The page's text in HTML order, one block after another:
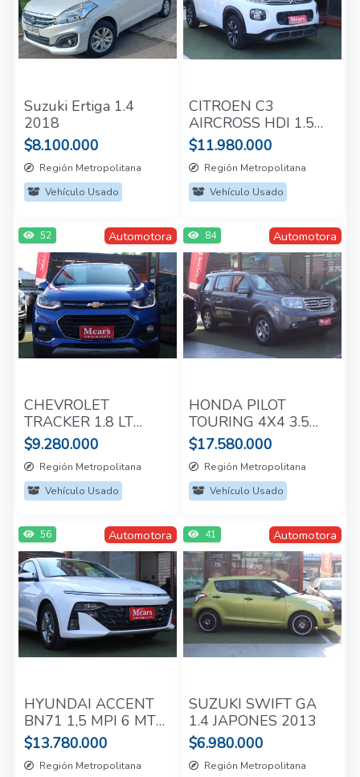
Suzuki Ertiga 1.4
2018
$8.100.000
Región Metropolitana
Vehículo Usado
CITROEN C3
AIRCROSS HDI 1.5
TURBO 2021
$11.980.000
Región Metropolitana
Vehículo Usado
Automotora
52
CHEVROLET
TRACKER 1.8 LT
2017
$9.280.000
Región Metropolitana
Vehículo Usado
Automotora
84
HONDA PILOT
TOURING 4X4 3.5
AUT 2015
$17.580.000
Región Metropolitana
Vehículo Usado
Automotora
56
HYUNDAI ACCENT
BN71 1,5 MPI 6 MT
2024
$13.780.000
Región Metropolitana
Automotora
41
SUZUKI SWIFT GA
1.4 JAPONES 2013
$6.980.000
Región Metropolitana